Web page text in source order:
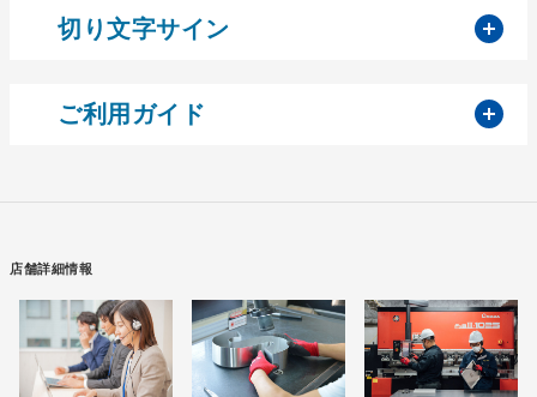
切り文字サイン
ご利用ガイド
店舗詳細情報